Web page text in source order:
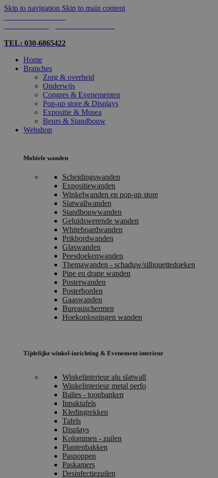
Skip to navigation Skip to main content
TEL: 030-6865422
Home
Branches
Zorg & overheid
Onderwijs
Congres & Evenementen
Pop-up store & Displays
Expositie & Musea
Beurs & Standbouw
Webshop
Mobiele wanden
Scheidingswanden
Expositiewanden
Winkelwanden en pop-up store
Slatwallwanden
Standbouwwanden
Geluidswerende wanden
Whiteboardwanden
Prikbordwanden
Glaswanden
Peesdoekenwanden
Themawanden - schaduw/silhouettedoeken
Pipe en drape wanden
Posterwanden
Posterborden
Gaaswanden
Bureauschermen
Hoekoplossingen wanden
Tijdelijke winkel-inrichting & Evenement interieur
Winkelinterieur alu slatwall
Winkelinterieur metal perfo
Balies - toonbanken
Inpaktafels
Kledingrekken
Tafels
Displays
Kolommen - zuilen
Plantenbakken
Paspoppen
Paskamers
Desinfectiezuilen